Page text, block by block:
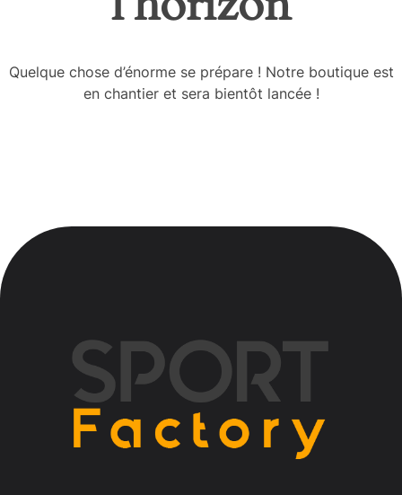
Quelque chose d’énorme se prépare ! Notre boutique est
en chantier et sera bientôt lancée !